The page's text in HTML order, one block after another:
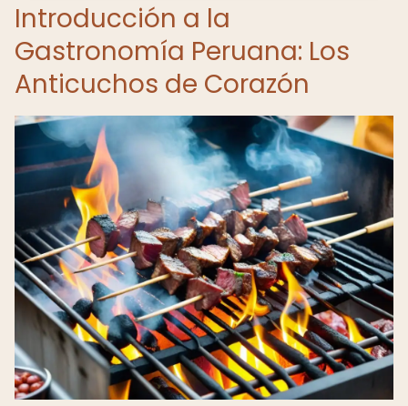
Introducción a la
Gastronomía Peruana: Los
Anticuchos de Corazón